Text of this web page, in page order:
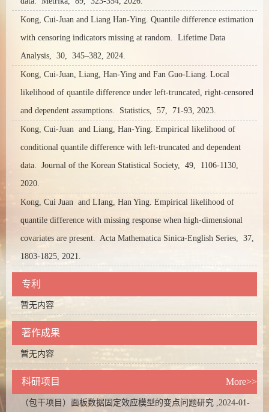
Kong, Cui-Juan and Liang Han-Ying. Quantile difference estimation
with censoring indicators missing at random. Lifetime Data
Analysis, 30, 345–382, 2024.
Kong, Cui-Juan, Liang, Han-Ying and Fan Guo-Liang. Local
likelihood of quantile difference under left-truncated, right-censored
and dependent assumptions.
Statistics, 57, 71-93, 2023.
Kong, Cui-Juan and Liang, Han-Ying. Empirical likelihood of
conditional quantile difference with left‑truncated and dependent
data. Journal of the Korean Statistical Society, 49,
1106-1130,
2020.
Kong, Cui Juan and LIang, Han Ying. Empirical likelihood of
quantile difference with missing response when high-dimensional
covariates are present. Acta Mathematica Sinica-English Series, 37,
1803-1825, 2021.
专利
暂无内容
著作成果
暂无内容
科研项目 More>>
（包干项目）面板数据固定效应模型的变点问题研究 ,2024-01-